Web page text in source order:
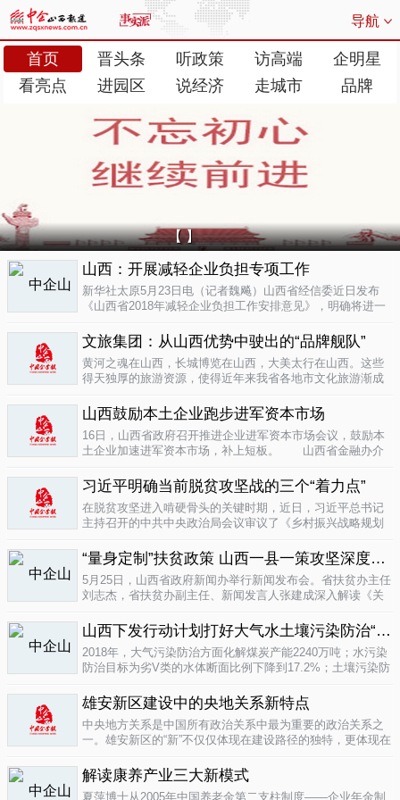
导航
首页 晋头条 听政策 访高端
企明星
看亮点
进园区 说经济 走城市 品牌
【 】
山西：开展减轻企业负担专项工作
新华社太原5月23日电（记者魏飚）山西省经信委近日发布
《山西省2018年减轻企业负担工作安排意见》，明确将进一
大对涉企乱收...
文旅集团：从山西优势中驶出的“品牌舰队”
黄河之魂在山西，长城博览在山西，大美太行在山西。这些
得天独厚的旅游资源，使得近年来我省各地市文化旅游渐成
业培育成...
山西鼓励本土企业跑步进军资本市场
16日，山西省政府召开推进企业进军资本市场会议，鼓励本
土企业加速进军资本市场，补上短板。 山西省金融办介
习近平明确当前脱贫攻坚战的三个“着力点”
在脱贫攻坚进入啃硬骨头的关键时期，近日，习近平总书记
主持召开的中共中央政治局会议审议了《乡村振兴战略规划
见》。...
“量身定制”扶贫政策 山西一县一策攻坚深度贫困
5月25日，山西省政府新闻办举行新闻发布会。省扶贫办主任
刘志杰，省扶贫办副主任、新闻发言人张建成深入解读《关
问。据了解...
04-12
山西下发行动计划打好大气水土壤污染防治“三战役”
2018年，大气污染防治方面化解煤炭产能2240万吨；水污染
防治目标为劣V类的水体断面比例下降到17.2%；土壤污染防
记者从山...
雄安新区建设中的央地关系新特点
中央地方关系是中国所有政治关系中最为重要的政治关系之
一。雄安新区的“新”不仅仅体现在建设路径的独特，更体现在
解读康养产业三大新模式
夏萍博士从2005年中国养老金第二支柱制度——企业年金制